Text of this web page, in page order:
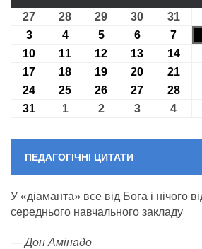
27 27.07.2026
28 28.07.2026
29 29.07.2026
30 30.07.2026
31
303.08.2026
404.08.2026
505.08.2026
606.08.2026
7
10 10.08.2026
11 11.08.2026
12 12.08.2026
13 13.08.2026
14
17 17.08.2026
18 18.08.2026
19 19.08.2026
20 20.08.2026
21
24 24.08.2026
25 25.08.2026
26 26.08.2026
27 27.08.2026
28
31 31.08.2026
101.09.2026
202.09.2026
303.09.2026
4
ПЕДАГОГІЧНІ ЦИТАТИ
У «діаманта» все від Бога і нічого
середнього навчального закладу
—Дон Амінадо